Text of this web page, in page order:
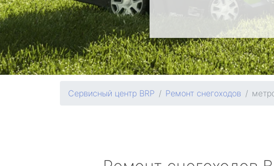
Сервисный центр BRP Ремонт снегоходов